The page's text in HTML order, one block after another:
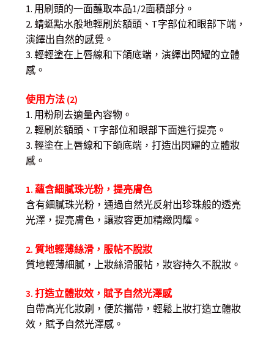
1. 用刷頭的一面蘸取本品1/2面積部分。
2. 蜻蜓點水般地輕刷於額頭、T字部位和眼部下端，
演繹出自然的感覺。
3. 輕輕塗在上唇線和下頜底端，演繹出閃耀的立體
感。
使用方法 (2)
1. 用粉刷去適量內容物。
2. 輕刷於額頭、T字部位和眼部下面進行提亮。
3. 輕塗在上唇線和下頜底端，打造出閃耀的立體妝
感。
1. 蘊含細膩珠光粉，提亮膚色
含有細膩珠光粉，通過自然光反射出珍珠般的透亮
光澤，提亮膚色，讓妝容更加精緻閃耀。
2. 質地輕薄絲滑，服帖不脫妝
質地輕薄細膩，上妝絲滑服帖，妝容持久不脫妝。
3. 打造立體妝效，賦予自然光澤感
自帶高光化妝刷，便於攜帶，輕鬆上妝打造立體妝
效，賦予自然光澤感。